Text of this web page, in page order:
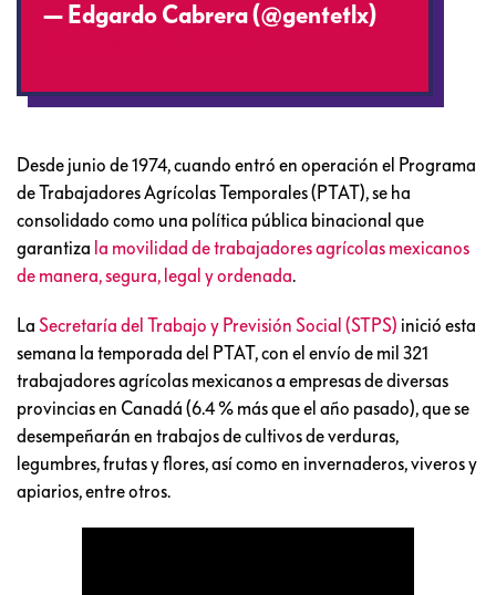
— Edgardo Cabrera (@gentetlx)
Desde junio de 1974, cuando entró en operación el Programa
de Trabajadores Agrícolas Temporales (PTAT), se ha
consolidado como una política pública binacional que
garantiza la movilidad de trabajadores agrícolas mexicanos
de manera, segura, legal y ordenada.
La Secretaría del Trabajo y Previsión Social (STPS) inició esta
semana la temporada del PTAT, con el envío de mil 321
trabajadores agrícolas mexicanos a empresas de diversas
provincias en Canadá (6.4 % más que el año pasado), que se
desempeñarán en trabajos de cultivos de verduras,
legumbres, frutas y flores, así como en invernaderos, viveros y
apiarios, entre otros.